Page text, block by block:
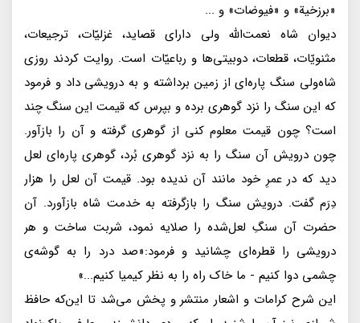
«برزخية» و «فيوضات» و ...
ديوان شاه نعمت‌الله ولى داراى قصايد، غزليّات، ترجيعات،
مثنويّات، قطعات، دوبيتى‌ها و رباعيّات است. روايت كردند روزى
شاه‌ولى سنگ پاره‌اى از زمين برداشته و به درويشى داد و فرمود
كه اين سنگ را نزد گوهرى برده و بپرس كه قيمت اين سنگ چند
است؟ چون قيمت معلوم كنى از گوهرى گرفته و آن را بازآور.
چون درويش آن سنگ را به نزد گوهرى بُرد، گوهرى پاره‌اى لعل
ديد كه در عمرِ خود مانند آن نديده بود. قيمت آن لعل را هزار
دِرَم گفت. درويش سنگ را بازگرفته به خدمت شاه بازآورد. آن
حضرت آن سنگِ لعل‌شده را صلايه نمود، شربت ساخت و هر
درويشى را قطره‌اى چشانيد و فرمود:«صد درد را به گوشه‌ى
چشمى دوا كنيم - ما خاک راه را به نظر كيميا كنيم...»
اين شرح كرامات و اشعار منتشر و پخش مى‌شد تا اين‌كه حافظ